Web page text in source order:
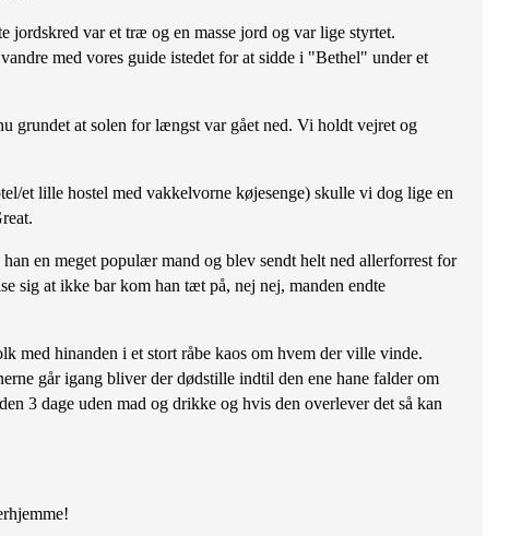
var et træ og en masse jord og var lige styrtet.
med vores guide istedet for at sidde i "Bethel" under et
grundet at solen for længst var gået ned. Vi holdt vejret og
et lille hostel med vakkelvorne køjesenge) skulle vi dog lige en
en meget populær mand og blev sendt helt ned allerforrest for
sig at ikke bar kom han tæt på, nej nej, manden endte
med hinanden i et stort råbe kaos om hvem der ville vinde.
går igang bliver der dødstille indtil den ene hane falder om
3 dage uden mad og drikke og hvis den overlever det så kan